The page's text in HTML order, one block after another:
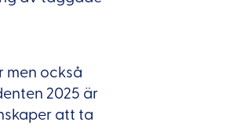
men också
2025 är
att ta